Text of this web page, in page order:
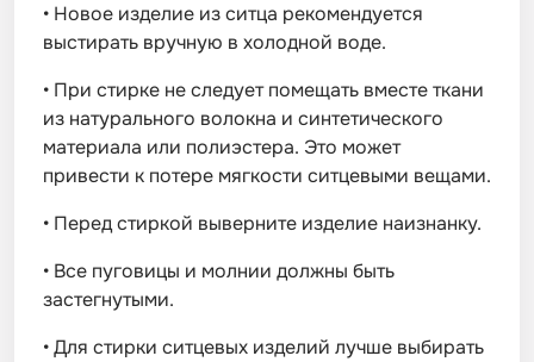
• Новое изделие из ситца рекомендуется
выстирать вручную в холодной воде.
• При стирке не следует помещать вместе ткани
из натурального волокна и синтетического
материала или полиэстера. Это может
привести к потере мягкости ситцевыми вещами.
• Перед стиркой выверните изделие наизнанку.
• Все пуговицы и молнии должны быть
застегнутыми.
•Для стирки ситцевых изделий лучше выбирать